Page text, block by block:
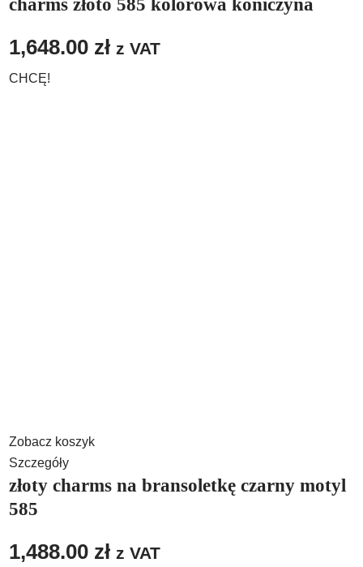
charms złoto 585 kolorowa koniczyna
1,648.00 zł z VAT
CHCĘ!
Zobacz koszyk
Szczegóły
złoty charms na bransoletkę czarny motyl
585
1,488.00 zł z VAT